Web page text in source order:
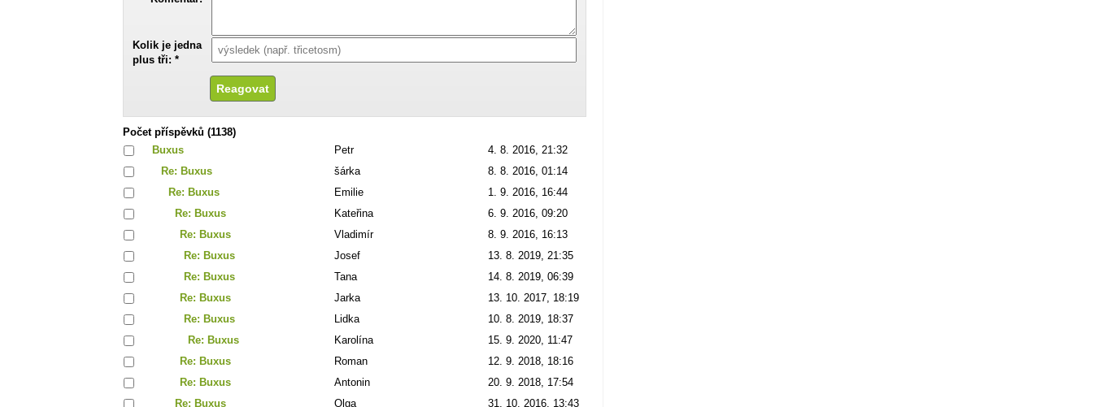
Kolik je jedna
plus tři: *
Počet příspěvků (1138)
Buxus
Petr
4. 8. 2016, 21:32
Re: Buxus
šárka
8. 8. 2016, 01:14
Re: Buxus
Emilie
1. 9. 2016, 16:44
Re: Buxus
Kateřina
6. 9. 2016, 09:20
Re: Buxus
Vladimír
8. 9. 2016, 16:13
Re: Buxus
Josef
13. 8. 2019, 21:35
Re: Buxus
Tana
14. 8. 2019, 06:39
Re: Buxus
Jarka
13. 10. 2017, 18:19
Re: Buxus
Lidka
10. 8. 2019, 18:37
Re: Buxus
Karolína
15. 9. 2020, 11:47
Re: Buxus
Roman
12. 9. 2018, 18:16
Re: Buxus
Antonin
20. 9. 2018, 17:54
Re: Buxus
Olga 31. 10. 2016, 13:43